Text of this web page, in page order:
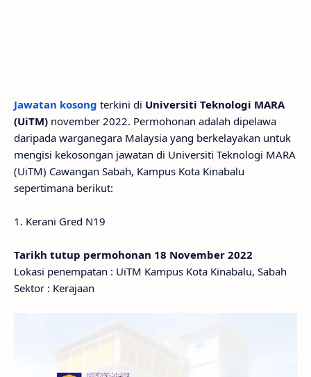
Jawatan kosong terkini di Universiti Teknologi MARA
(UiTM) november 2022. Permohonan adalah dipelawa
daripada warganegara Malaysia yang berkelayakan untuk
mengisi kekosongan jawatan di Universiti Teknologi MARA
(UiTM) Cawangan Sabah, Kampus Kota Kinabalu
sepertimana berikut:
1. Kerani Gred N19
Tarikh tutup permohonan 18 November 2022
Lokasi penempatan : UiTM Kampus Kota Kinabalu, Sabah
Sektor : Kerajaan